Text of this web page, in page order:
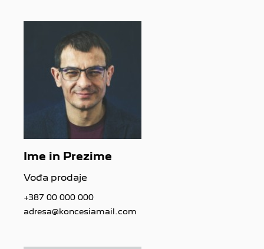
Ime in Prezime
Vođa prodaje
+387 00 000 000
adresa@koncesiamail.com